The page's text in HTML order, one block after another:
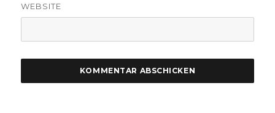
WEBSITE